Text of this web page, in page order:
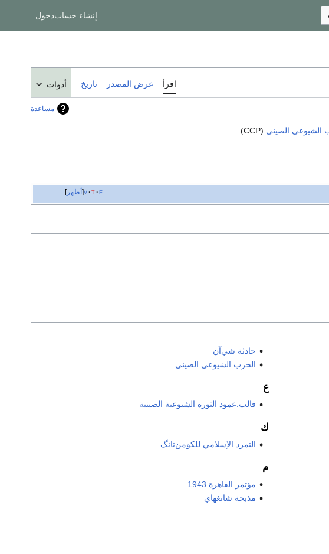
إنشاء حسابدخول
اقرأ عرض المصدر تاريخ أدوات
مساعدة
الشيوعي الصيني (CCP).
أظهر v t e
حادثة شي‌آن
الحزب الشيوعي الصيني
ع
قالب:عمود الثورة الشيوعية الصينية
ك
التمرد الإسلامي للكومن‌تانگ
م
مؤتمر القاهرة 1943
مذبحة شانغهاي